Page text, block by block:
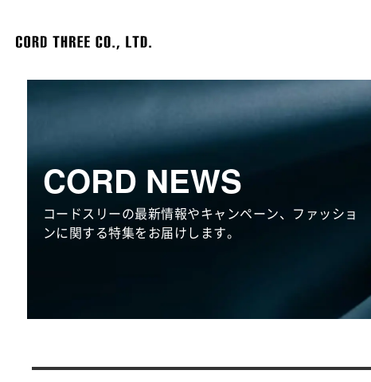
CORD NEWS
コードスリーの最新情報やキャンペーン、ファッショ
ンに関する特集をお届けします。